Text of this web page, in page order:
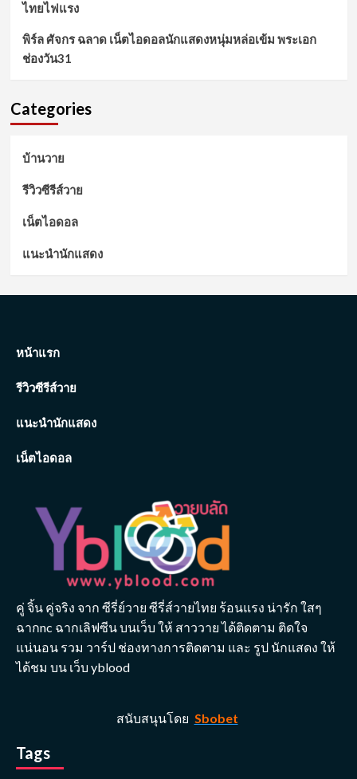
ไทยไฟแรง
พิร์ล ศัจกร ฉลาด เน็ตไอดอลนักแสดงหนุ่มหล่อเข้ม พระเอก
ช่องวัน31
Categories
บ้านวาย
รีวิวซีรีส์วาย
เน็ตไอดอล
แนะนำนักแสดง
หน้าแรก
รีวิวซีรีส์วาย
แนะนำนักแสดง
เน็ตไอดอล
คู่ จิ้น คู่จริง จาก ซีรี่ย์วาย ซีรี่ส์วายไทย ร้อนแรง น่ารัก ใสๆ
ฉากnc ฉากเลิฟซีน บนเว็บ ให้ สาววาย ได้ติดตาม ติดใจ
แน่นอน รวม วาร์ป ช่องทางการติดตาม และ รูป นักแสดง ให้
ได้ชม บน เว็บ yblood
สนับสนุนโดย Sbobet
Tags